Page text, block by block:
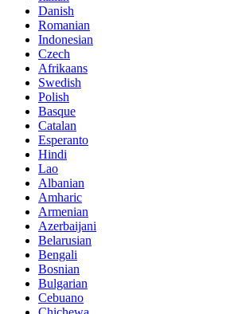
Danish
Romanian
Indonesian
Czech
Afrikaans
Swedish
Polish
Basque
Catalan
Esperanto
Hindi
Lao
Albanian
Amharic
Armenian
Azerbaijani
Belarusian
Bengali
Bosnian
Bulgarian
Cebuano